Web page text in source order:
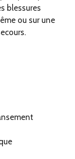
blessures
ou sur une